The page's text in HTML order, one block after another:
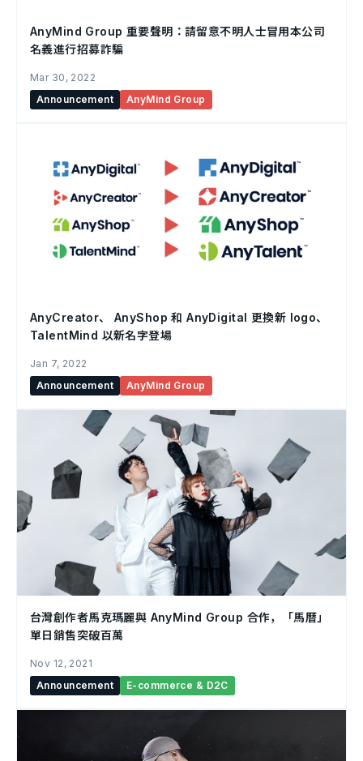
AnyMind Group 重要聲明：請留意不明人士冒用本公司
名義進行招募詐騙
Mar 30, 2022
Announcement
AnyMind Group
AnyCreator、 AnyShop 和 AnyDigital 更換新 logo、
TalentMind 以新名字登場
Jan 7, 2022
Announcement
AnyMind Group
台灣創作者馬克瑪麗與 AnyMind Group 合作，「馬曆」
單日銷售突破百萬
Nov 12, 2021
Announcement
E-commerce & D2C